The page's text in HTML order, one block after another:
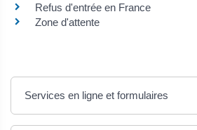
Refus d'entrée en France
Zone d'attente
Services en ligne et formulaires